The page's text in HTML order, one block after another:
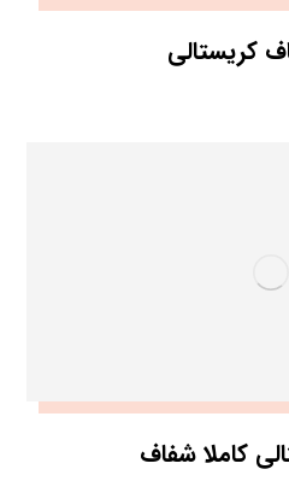
کریستالی
کاملا شفاف